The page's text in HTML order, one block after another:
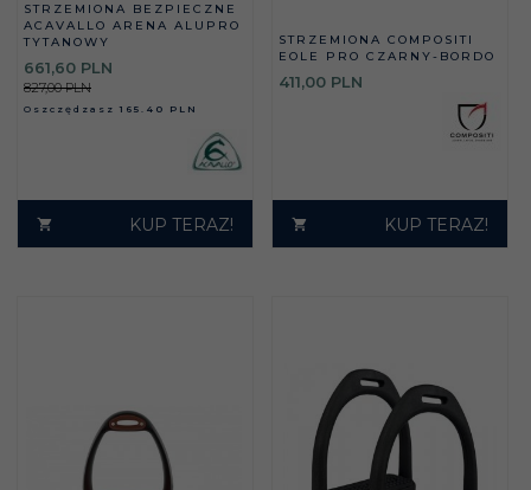
STRZEMIONA BEZPIECZNE
ACAVALLO ARENA ALUPRO
TYTANOWY
661,60 PLN
827,00 PLN
Oszczędzasz 165.40 PLN
KUP TERAZ!
STRZEMIONA COMPOSITI
EOLE PRO CZARNY-BORDO
411,00 PLN
KUP TERAZ!